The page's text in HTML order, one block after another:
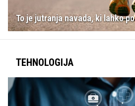
To je jutranja navada, ki lahko
TEHNOLOGIJA